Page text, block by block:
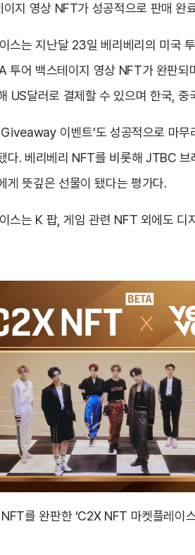
지 영상 NFT가 성공적으로 판매 완
스는 지난달 23일 베리베리의 미국
투어 백스테이지 영상 NFT가 완판
US달러로 결제할 수 있으며 한국,
이벤트’도 성공적으로 마
다. 베리베리 NFT를 비롯해 JTBC
게 뜻깊은 선물이 됐다는 평가다.
스는 K 팝, 게임 관련 NFT 외에도 디
를 완판한 ‘C2X NFT 마켓플레이